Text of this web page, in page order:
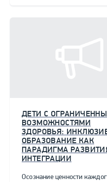
ДЕТИ С
ВОЗМОЖНОСТЯМИ
ЗДОРОВЬЯ:
ОБРАЗОВАНИЕ КАК
ПАРАДИГМА
ИНТЕГРАЦИИ
Осознание ценности